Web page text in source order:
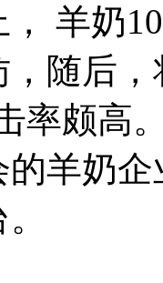
羊奶
随后
率颇高
的羊奶